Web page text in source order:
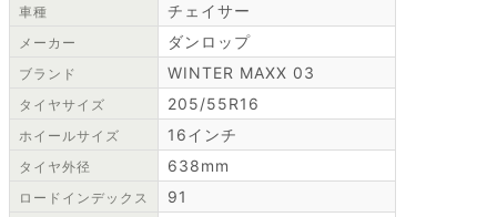
車種 チェイサー
メーカー ダンロップ
ブランド WINTER MAXX 03
タイヤサイズ 205/55R16
ホイールサイズ 16インチ
タイヤ外径 638mm
ロードインデックス 91